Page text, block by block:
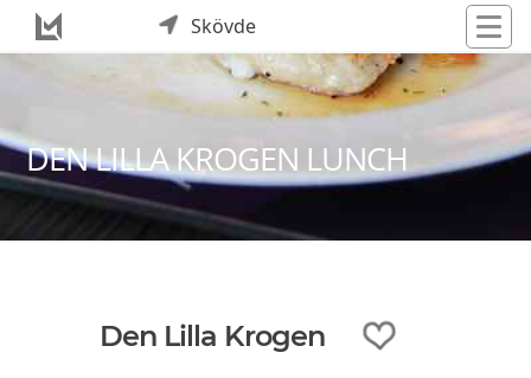
Skövde
DEN LILLA KROGEN LUNCH
Den Lilla Krogen